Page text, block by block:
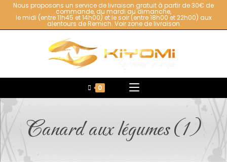
Nous proposons un service de livraison gratuit à partir de 30€ de
commande, du mardi au dimanche,
le midi (entre 11h45 et 14h00) et le soir (entre 18h00 et 22h00) aux
alentours de Remich. Voir zone de livraison
0
Canard aux légumes (1)